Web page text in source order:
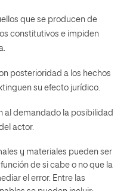
que se producen de
constitutivos e impiden
posterioridad a los hechos
su efecto jurídico.
al demandado la posibilidad
actor.
y materiales pueden ser
de si cabe o no que la
el error. Entre las